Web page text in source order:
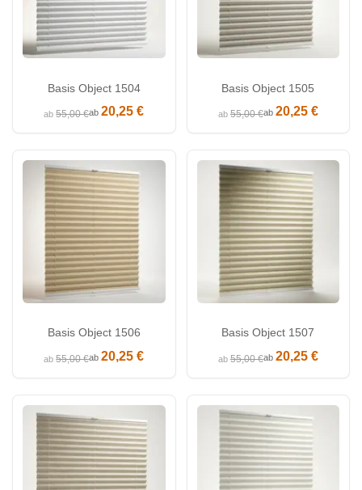
Basis Object 1504
ab55,00 €ab20,25 €
Basis Object 1505
ab55,00 €ab 20,25 €
Basis Object 1506
ab55,00 €ab20,25 €
Basis Object 1507
ab55,00 €ab 20,25 €